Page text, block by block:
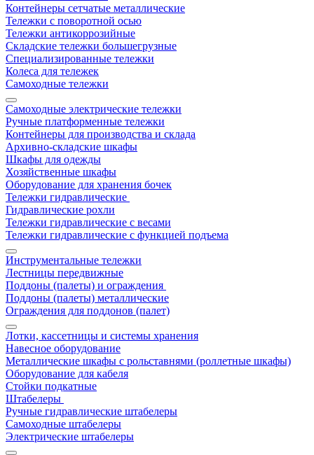
Контейнеры сетчатые металлические
Тележки с поворотной осью
Тележки антикоррозийные
Складские тележки большегрузные
Специализированные тележки
Колеса для тележек
Самоходные тележки
Самоходные электрические тележки
Ручные платформенные тележки
Контейнеры для производства и склада
Архивно-складские шкафы
Шкафы для одежды
Хозяйственные шкафы
Оборудование для хранения бочек
Тележки гидравлические
Гидравлические рохли
Тележки гидравлические с весами
Тележки гидравлические с функцией подъема
Инструментальные тележки
Лестницы передвижные
Поддоны (палеты) и ограждения
Поддоны (палеты) металлические
Ограждения для поддонов (палет)
Лотки, кассетницы и системы хранения
Навесное оборудование
Металлические шкафы с рольставнями (роллетные шкафы)
Оборудование для кабеля
Стойки подкатные
Штабелеры
Ручные гидравлические штабелеры
Самоходные штабелеры
Электрические штабелеры